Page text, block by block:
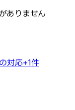
ありません
対応+1件